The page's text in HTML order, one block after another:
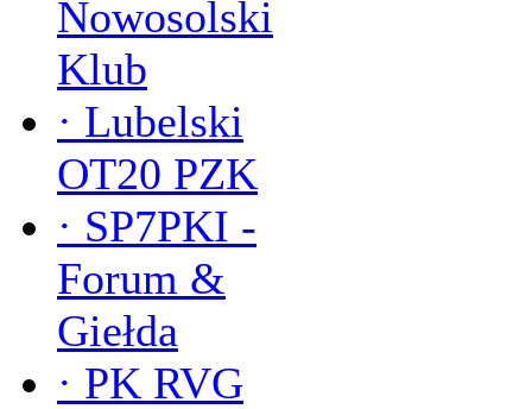
Nowosolski
Klub
· Lubelski
OT20 PZK
· SP7PKI -
Forum &
Giełda
· PK RVG